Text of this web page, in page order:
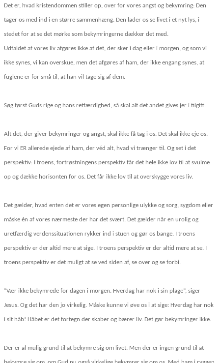
Det er, hvad kristendommen stiller op, over for vores angst og bekymring: Den
tager os med ind i en større sammenhæng. Den lader os se livet i et nyt lys, i
stedet for at se det mørke som bekymringerne dækker det med.
Udfaldet af vores liv afgøres ikke af det, der sker i dag eller i morgen, og som vi
ikke synes, vi kan overskue, men det afgøres af ham, der ikke engang synes, at
fuglene er for små til, at han vil tage sig af dem.
Søg først Guds rige og hans retfærdighed, så skal alt det andet gives jer i tilgift.
Alt det, der giver bekymringer og angst, skal ikke få tag i os. Det skal ikke eje os.
For vi ER allerede ejede af ham, der véd alt, hvad vi trænger til. Og set i det
perspektiv: I troens, fortrøstningens perspektiv får det hele ikke lov til at svulme
op og dække horisonten for os. Det får ikke lov til at overskygge vores liv.
Det gælder, hvad enten det er vores egen personlige ulykke og sorg, sygdom eller
måske én af vores nærmeste der har det svært. Det gælder når en urolig og
uretfærdig verdenssituationen rykker ind i stuen og gør os bange. I troens
perspektiv er der altid mere at sige. I troens perspektiv er der altid mere at se. I
troens perspektiv er det muligt at se ved siden af, se over og se forbi.
”Vær ikke bekymrede for dagen i morgen. Hverdag har nok i sin plage”, siger
Jesus. Og det har den jo virkelig. Måske kunne vi øve os i at sige: Hverdag har nok
i sit håb! Håbet er det fortegn der skaber og bærer liv. Det gør bekymringer ikke.
Der er al mulig grund til at bekymre sig om livet. Men der er ingen grund til at